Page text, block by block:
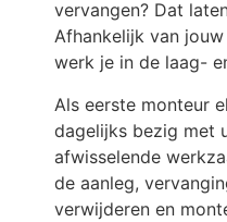
vervangen? Dat
Afhankelijk van
werk je in de laag-
Als eerste monteur
dagelijks bezig met
afwisselende
de aanleg,
verwijderen en